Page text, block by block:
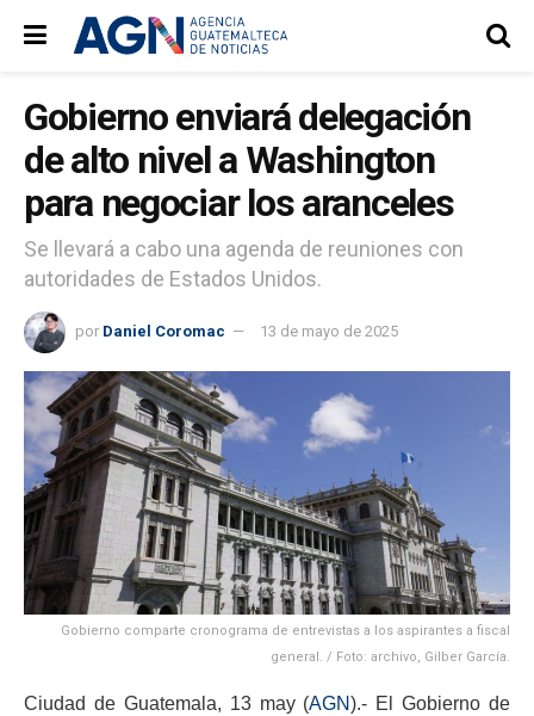
Gobierno enviará delegación
de alto nivel a Washington
para negociar los aranceles
Se llevará a cabo una agenda de reuniones con
autoridades de Estados Unidos.
por Daniel Coromac 13 de mayo de 2025
Gobierno comparte cronograma de entrevistas a los aspirantes a fiscal
general. / Foto: archivo, Gilber García.
Ciudad de Guatemala, 13 may (AGN).- El Gobierno de